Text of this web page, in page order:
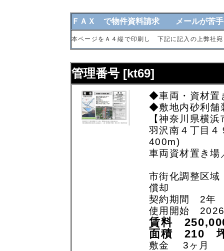
ＦＡＸ で物件資料請求 メールが苦手
本ページをＡ４縦で印刷し 下記に記入の上弊
管理番号 [kt69]
◆車両・資材置
◆敷地内砂利舗
【神奈川県横
羽沢南４丁目
400m)
車両資材置き場
市街化調整区域
償却
契約期間 2年
使用開始
賃料
面積 210
敷金 3ヶ月